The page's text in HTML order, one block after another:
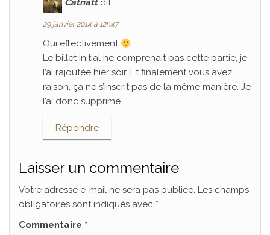
Catnatt dit :
29 janvier 2014 à 12h47
Oui effectivement
Le billet initial ne comprenait pas cette partie, je
l’ai rajoutée hier soir. Et finalement vous avez
raison, ça ne s’inscrit pas de la même manière. Je
l’ai donc supprimé.
Répondre
Laisser un commentaire
Votre adresse e-mail ne sera pas publiée. Les champs
obligatoires sont indiqués avec *
Commentaire *